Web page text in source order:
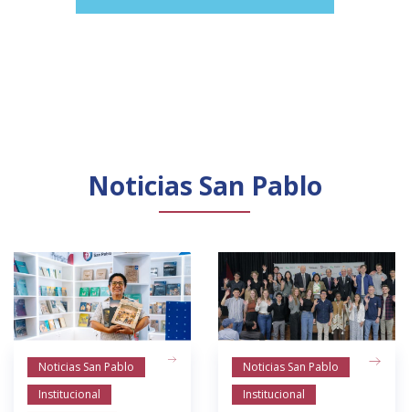
Noticias San Pablo
Noticias San Pablo
Institucional
Noticias San Pablo
Institucional